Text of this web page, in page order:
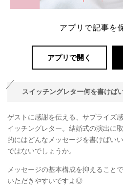
アプリで記事を
アプリで開く
スイッチングレター何を書けば
ゲストに感謝を伝える、サプライズ
イッチングレター。結婚式の演出に
的にはどんなメッセージを書けばい
ではないでしょうか。
メッセージの基本構成を抑えること
いただきやすいですよ◎